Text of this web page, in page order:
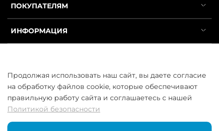
ПОКУПАТЕЛЯМ
ИНФОРМАЦИЯ
ООО «ГосСнабРезерв» © 2013–2026 - Продажа труб оптом и в
розницу
Продолжая использовать наш сайт, вы даете согласие
на обработку файлов cookie, которые обеспечивают
правильную работу сайта и соглашаетесь с нашей
Политикой безопасности